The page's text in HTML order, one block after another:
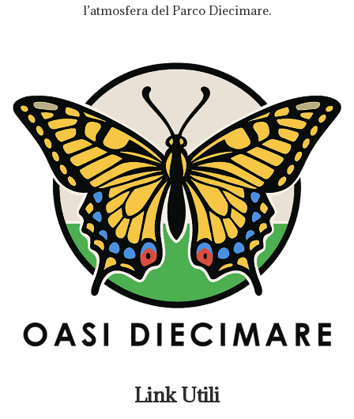
l’atmosfera del Parco Diecimare.
Link Utili